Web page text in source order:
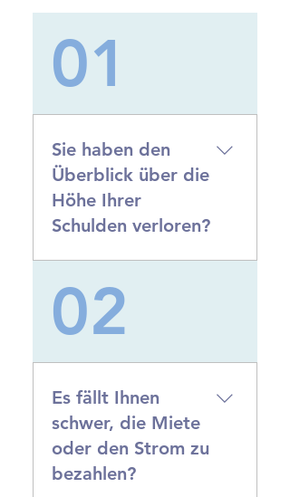
01
Sie haben den
Überblick über die
Höhe Ihrer
Schulden verloren?
handeln, um Ihre
Schuldenhöhe zu
Schuldenberatungsstelle
können wir Ihnen dabei
helfen, Ihre Schulden zu
überprüfen, ein Budget
zu erstellen und eine
Strategie zur
02
Es fällt Ihnen
schwer, die Miete
oder den Strom zu
bezahlen?